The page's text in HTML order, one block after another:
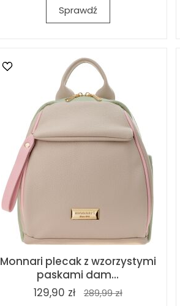
Sprawdź
Monnari plecak z wzorzystymi
paskami dam...
129,90 zł
289,99 zł